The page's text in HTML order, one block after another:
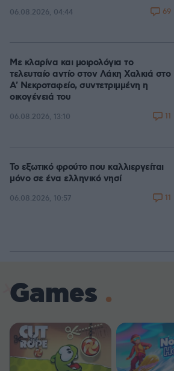
06.08.2026, 04:44 69
Με κλαρίνα και μοιρολόγια το
τελευταίο αντίο στον Λάκη Χαλκιά στο
A' Νεκροταφείο, συντετριμμένη η
οικογένειά του
06.08.2026, 13:10 11
Το εξωτικό φρούτο που καλλιεργείται
μόνο σε ένα ελληνικό νησί
06.08.2026, 10:57 11
Games